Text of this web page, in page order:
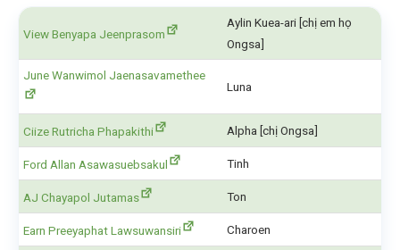
View Benyapa Jeenprasom
Aylin Kuea-ari [chị em họ
Ongsa]
June Wanwimol Jaenasavamethee
Luna
Ciize Rutricha Phapakithi Alpha [chị Ongsa]
Ford Allan Asawasuebsakul Tinh
AJ Chayapol Jutamas Ton
Earn Preeyaphat Lawsuwansiri Charoen